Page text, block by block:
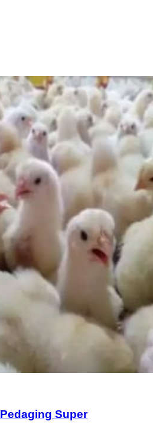
Pedaging Super